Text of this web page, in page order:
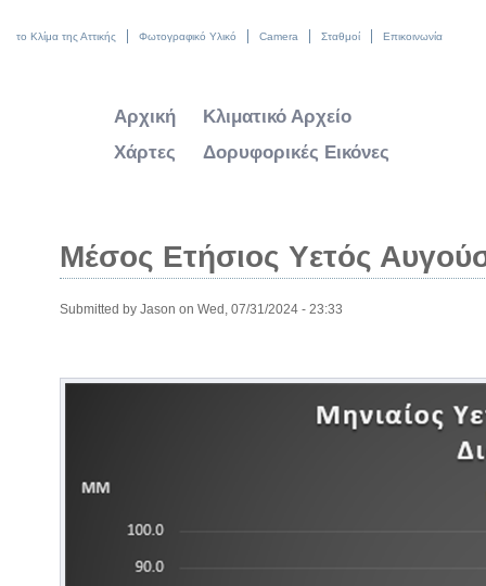
το Κλίμα της Αττικής Φωτογραφικό Υλικό Camera Σταθμοί Επικοινωνία
Αρχική
Κλιματικό Αρχείο
Χάρτες
Δορυφορικές Εικόνες
Μέσος Ετήσιος Υετός
Submitted by Jason on Wed, 07/31/2024 - 23:33